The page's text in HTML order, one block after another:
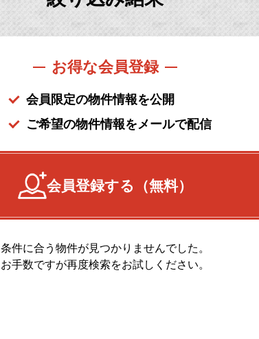
お得な会員登録
会員限定の物件情報を公開
ご希望の物件情報をメールで配信
会員登録する（無料）
条件に合う物件が見つかりませんでした。
お手数ですが再度検索をお試しください。